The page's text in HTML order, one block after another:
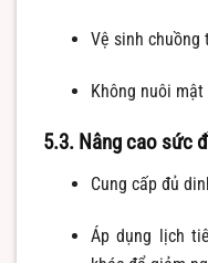
Vệ sinh chuồng
Không nuôi
5.3. Nâng cao sức
Cung cấp đủ
Áp dụng lịch